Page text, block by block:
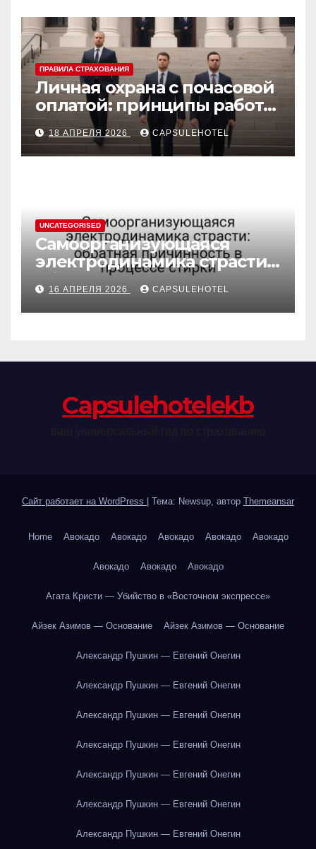
ПРАВИЛА СТРАХОВАНИЯ
Личная охрана с почасовой
оплатой: принципы работы
и правовые аспекты
18 АПРЕЛЯ 2026 CAPSULEHOTEL
UNCATEGORISED
Самоорганизующаяся
электродинамика страсти:
обратная причинность в
процессе стирки
16 АПРЕЛЯ 2026 CAPSULEHOTEL
Сapsulehotelekb
Сайт работает на WordPress Тема: Newsup, автор Themeansar
Home Авокадо Авокадо Авокадо Авокадо Авокадо
Авокадо Авокадо Авокадо
Агата Кристи — Убийство в «Восточном экспрессе»
Айзек Азимов — Основание Айзек Азимов — Основание
Александр Пушкин — Евгений Онегин
Александр Пушкин — Евгений Онегин
Александр Пушкин — Евгений Онегин
Александр Пушкин — Евгений Онегин
Александр Пушкин — Евгений Онегин
Александр Пушкин — Евгений Онегин
Александр Пушкин — Евгений Онегин